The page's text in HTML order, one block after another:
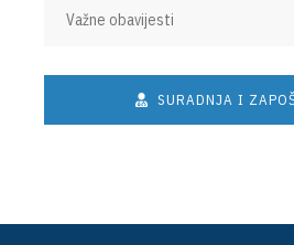
Važne obavijesti
SURADNJA I